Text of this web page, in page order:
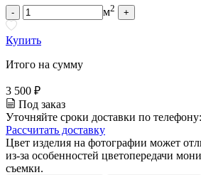
- м2 +
Купить
Итого на сумму
3 500 ₽
Под заказ
Уточняйте сроки доставки по телефону:
Рассчитать доставку
Цвет изделия на фотографии может
из-за особенностей цветопередачи
съемки.